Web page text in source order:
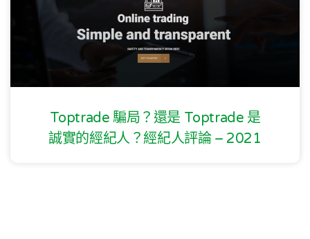
Toptrade 騙局？還是 Toptrade 是
誠實的經紀人？經紀人評論 – 2021